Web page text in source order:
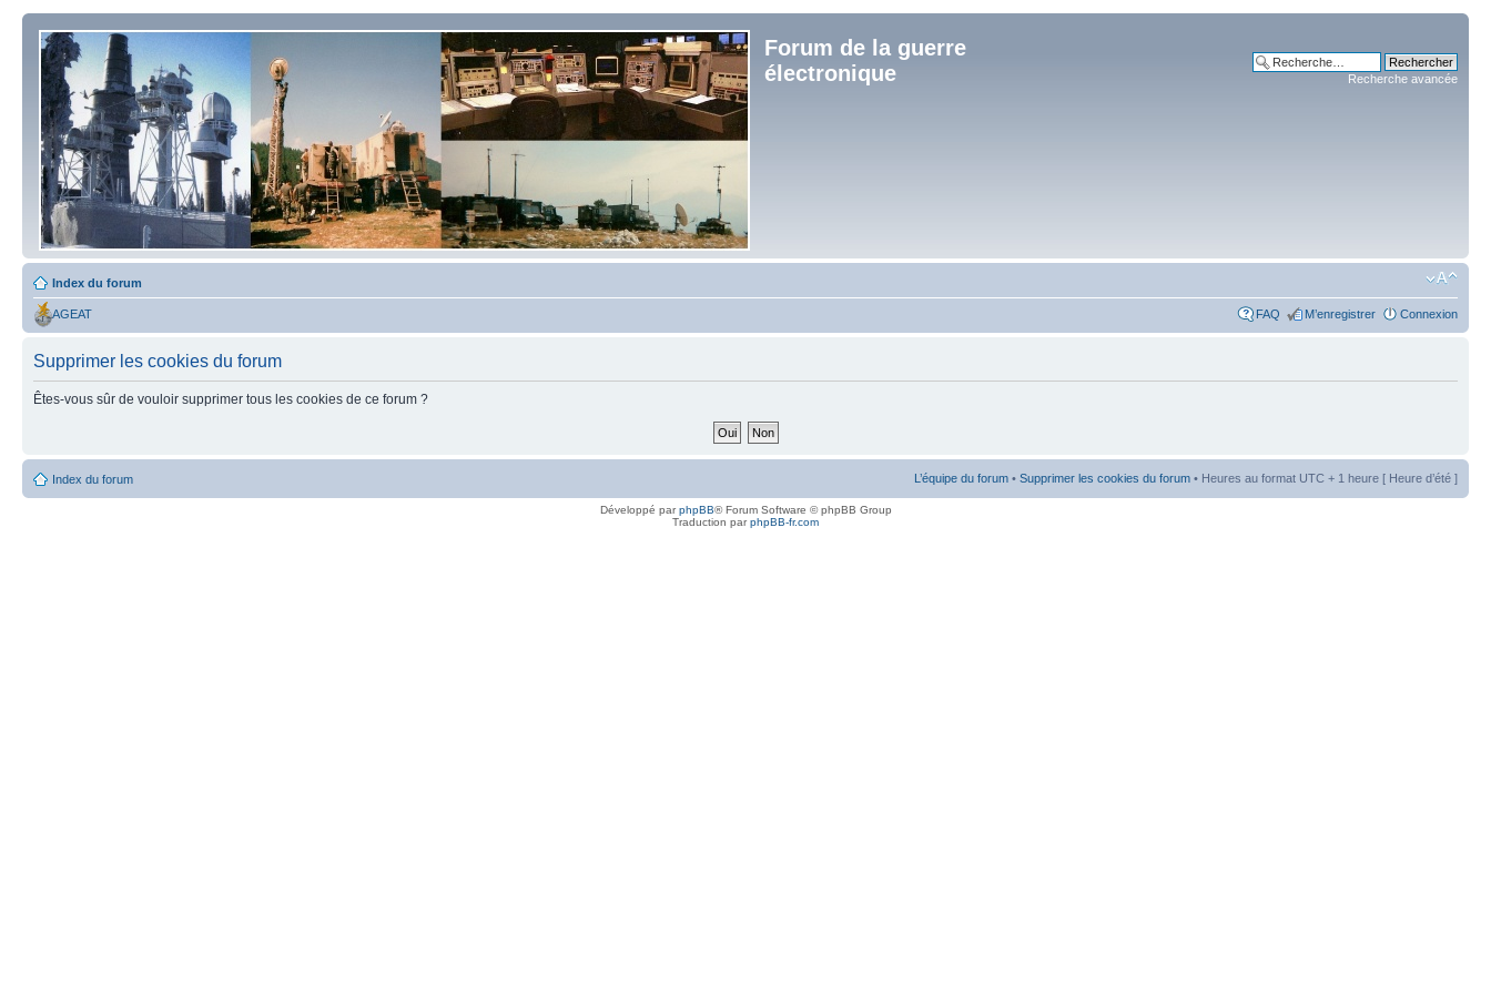
Forum de la guerre
électronique
Recherche avancée
Index du forum
AGEAT FAQ M’enregistrer Connexion
Supprimer les cookies du forum
Êtes-vous sûr de vouloir supprimer tous les cookies de ce forum ?
Index du forum L’équipe du forum • Supprimer les cookies du forum • Heures au format UTC + 1 heure [ Heure d’été ]
Développé parphpBB® Forum Software © phpBB Group
Traduction parphpBB-fr.com